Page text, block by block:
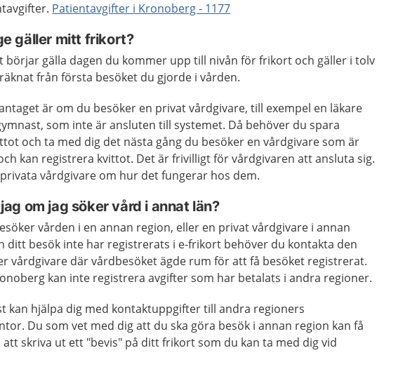
Patientavgifter i Kronoberg - 1177
gäller mitt frikort?
börjar gälla dagen du kommer upp till nivån för frikort och gäller i tolv
från första besöket du gjorde i vården.
är om du besöker en privat vårdgivare, till exempel en läkare
som inte är ansluten till systemet. Då behöver du spara
och ta med dig det nästa gång du besöker en vårdgivare som är
kan registrera kvittot. Det är frivilligt för vårdgivaren att ansluta sig.
vårdgivare om hur det fungerar hos dem.
om jag söker vård i annat län?
vården i en annan region, eller en privat vårdgivare i annan
ditt besök inte har registrerats i e-frikort behöver du kontakta den
vårdgivare där vårdbesöket ägde rum för att få besöket registrerat.
kan inte registrera avgifter som har betalats i andra regioner.
kan hjälpa dig med kontaktuppgifter till andra regioners
Du som vet med dig att du ska göra besök i annan region kan få
att skriva ut ett "bevis" på ditt frikort som du kan ta med dig vid